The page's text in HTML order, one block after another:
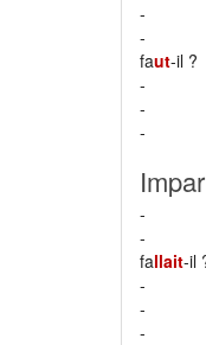
-
-
faut-il ?
-
-
-
-
-
fallait-il
-
-
-